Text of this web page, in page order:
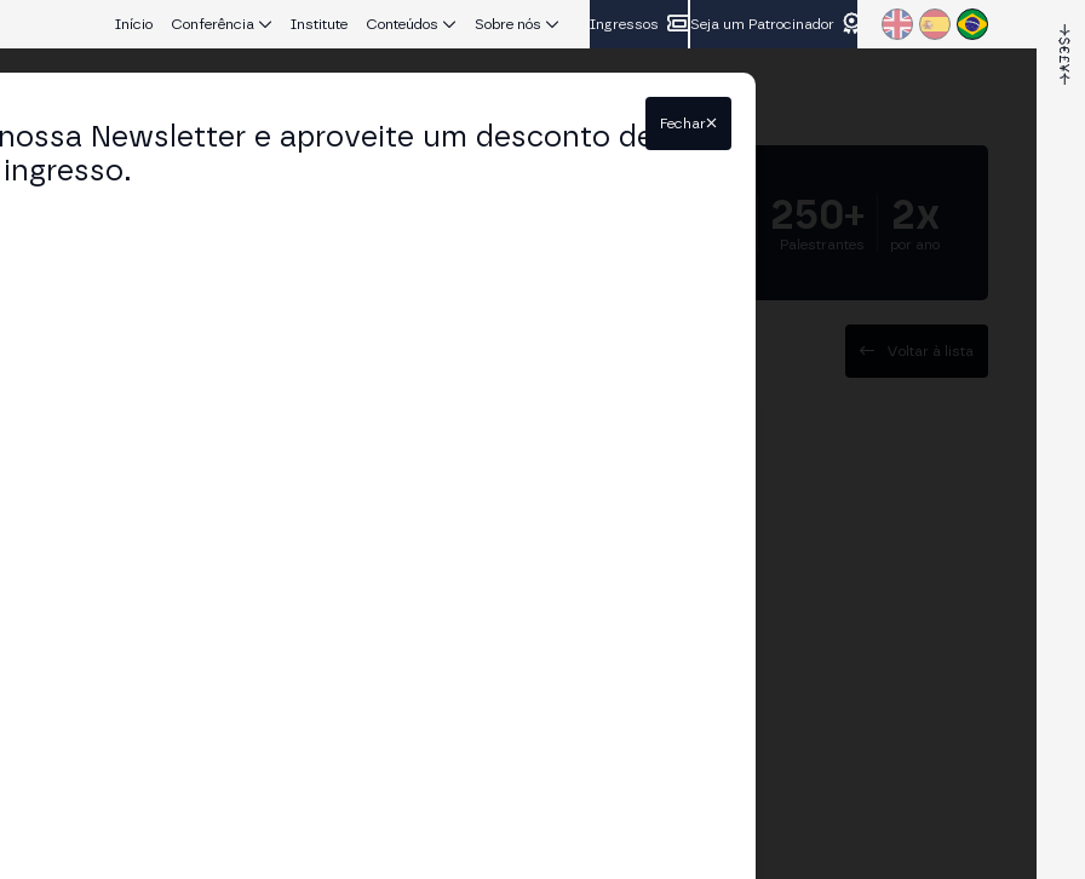
Início Conferência Institute Conteúdos Sobre nós Ingressos Seja um Patrocinador
250+
Palestrantes
2x
por ano
Voltar à lista
Newsletter e aproveite um desconto de
Fechar